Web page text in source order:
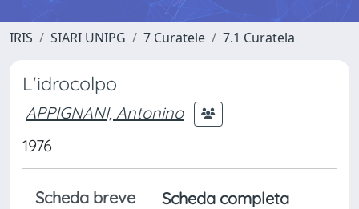
IRIS SIARI UNIPG 7 Curatele 7.1 Curatela
L'idrocolpo
APPIGNANI, Antonino
1976
Scheda breve
Scheda completa